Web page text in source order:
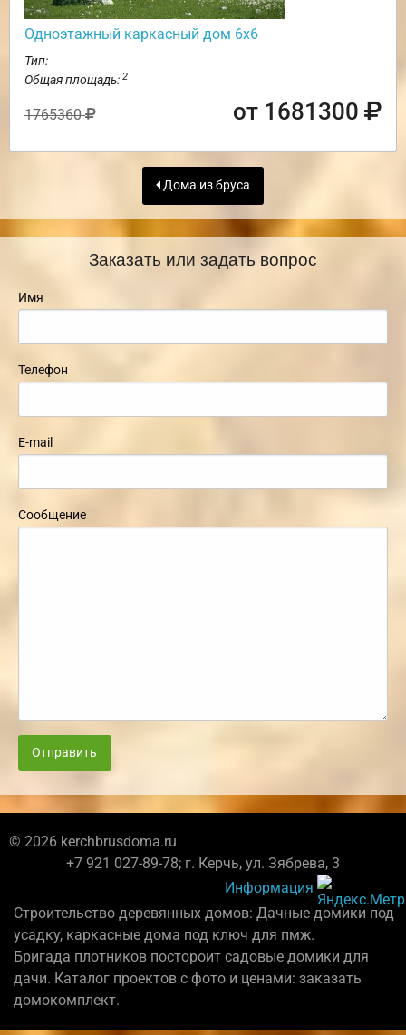
Одноэтажный каркасный дом 6х6
Тип:
Общая площадь: 2
1765360 от 1681300
Дома из бруса
Заказать или задать вопрос
Имя
Телефон
E-mail
Сообщение
Отправить
© 2026 kerchbrusdoma.ru
+7 921 027-89-78; г. Керчь, ул. Зябрева, 3
Информация
Строительство деревянных домов: Дачные домики под
усадку, каркасные дома под ключ для пмж.
Бригада плотников постороит садовые домики для
дачи. Каталог проектов с фото и ценами: заказать
домокомплект.